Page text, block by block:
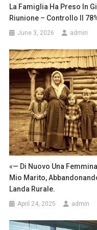
La Famiglia Ha Preso In
Riunione – Controllo Il
June 3, 2026 admin
«— Di Nuovo Una
Mio Marito,
Landa Rurale.
April 24, 2025 admin